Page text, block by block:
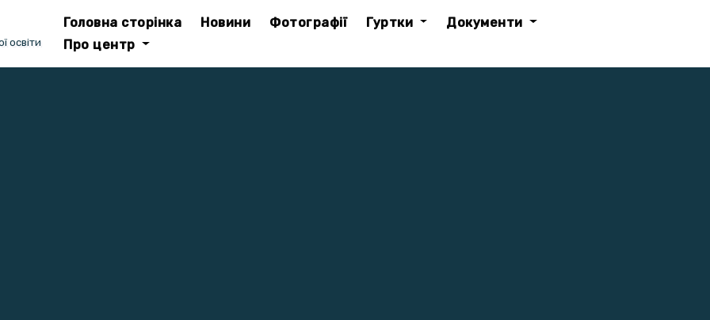
освіти
Головна сторінка Новини Фотографії Гуртки
Документи
Про центр